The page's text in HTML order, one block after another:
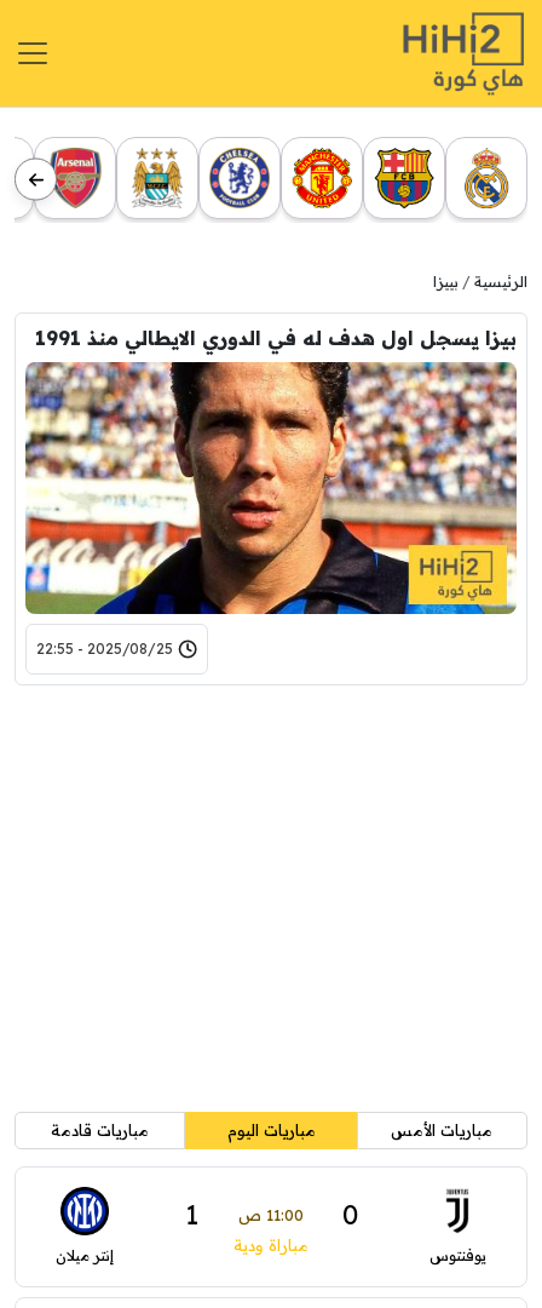
الرئيسية بييزا
بيزا يسجل اول هدف له في الدوري الايطالي منذ 1991
2025/08/25 - 22:55
مباريات الأمس مباريات اليوم مباريات قادمة
يوفنتوس
0 11:00 ص 1
مباراة ودية إنتر ميلان